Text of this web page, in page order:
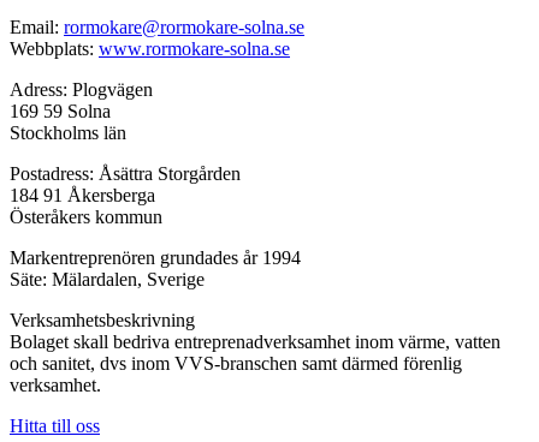
Email: rormokare@rormokare-solna.se
Webbplats: www.rormokare-solna.se
Adress: Plogvägen
169 59 Solna
Stockholms län
Postadress: Åsättra Storgården
184 91 Åkersberga
Österåkers kommun
Markentreprenören grundades år 1994
Säte: Mälardalen, Sverige
Verksamhetsbeskrivning
Bolaget skall bedriva entreprenadverksamhet inom värme, vatten
och sanitet, dvs inom VVS-branschen samt därmed förenlig
verksamhet.
Hitta till oss